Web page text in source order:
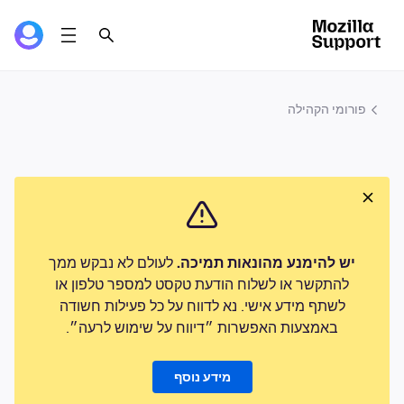
פורומי הקהילה
יש להימנע מהונאות תמיכה. לעולם לא נבקש ממך
להתקשר או לשלוח הודעת טקסט למספר טלפון או
לשתף מידע אישי. נא לדווח על כל פעילות חשודה
באמצעות האפשרות ״דיווח על שימוש לרעה״.
מידע נוסף